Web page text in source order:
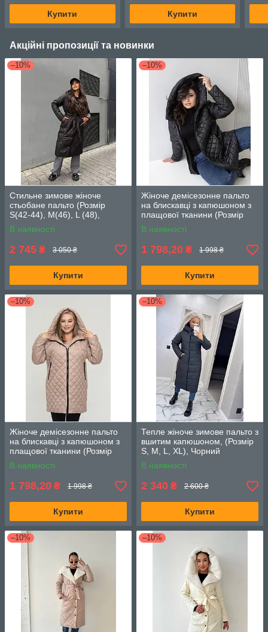
Купити Купити
Акційні пропозиції та новинки
–10%
Стильне зимове жіноче
стьобане пальто (Розмір
S(42-44), M(46), L (48),
XL(50)), Чорне
В наявності
2 745 ₴ 3 050 ₴
Купити
–10%
Жіноче демісезонне пальто
на блискавці з капюшоном з
плащової тканини (Розмір
50,52,54,56,58,60,62,64),
Чорне
В наявності
1 798,20 ₴ 1 998 ₴
Купити
–10%
Жіноче демісезонне пальто
на блискавці з капюшоном з
плащової тканини (Розмір
50,52,54,56,58,60,62,64),
Бежеве
В наявності
1 798,20 ₴ 1 998 ₴
Купити
–10%
Тепле жіноче зимове пальто з
вшитим капюшоном, (Розмір
S, M, L, XL), Чорний
В наявності
2 340 ₴ 2 600 ₴
Купити
–10% –10%